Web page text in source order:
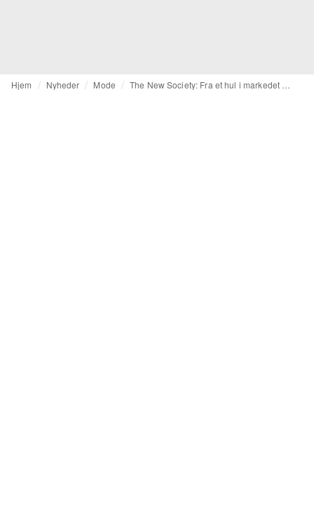
Hjem Nyheder Mode